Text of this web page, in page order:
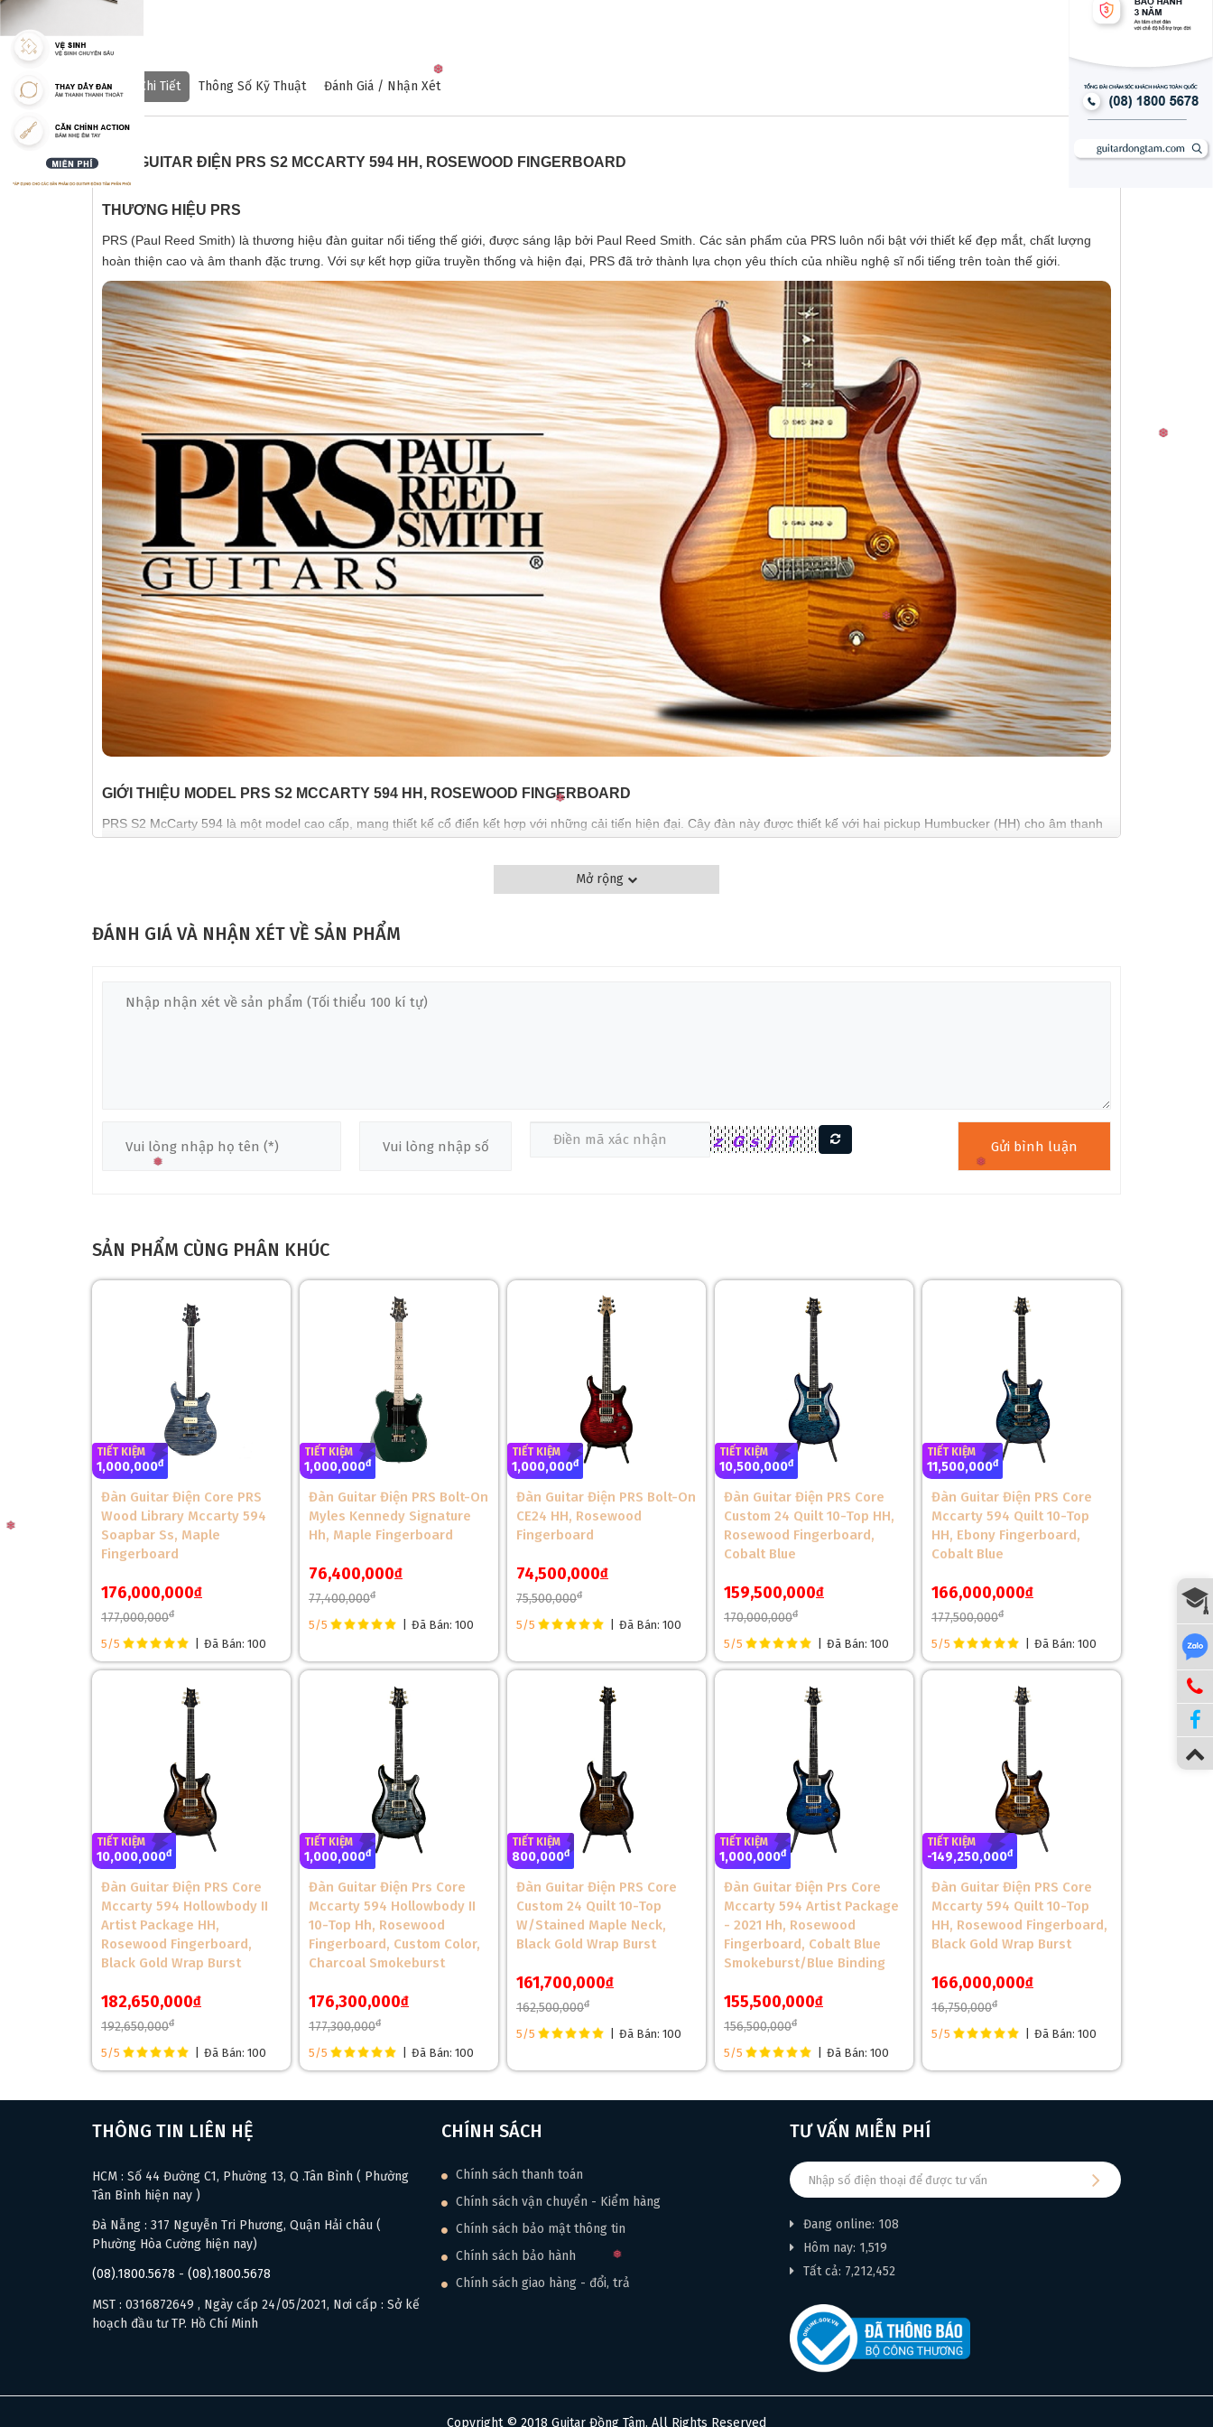
❅
❆
Mô Tả Chi Tiết Thông Số Kỹ Thuật Đánh Giá / Nhận Xét
ĐÀN GUITAR ĐIỆN PRS S2 MCCARTY 594 HH, ROSEWOOD FINGERBOARD
THƯƠNG HIỆU PRS
PRS (Paul Reed Smith) là thương hiệu đàn guitar nổi tiếng thế giới, được sáng lập bởi Paul Reed Smith. Các sản phẩm của PRS luôn nổi bật với thiết kế đẹp mắt, chất lượng
hoàn thiện cao và âm thanh đặc trưng. Với sự kết hợp giữa truyền thống và hiện đại, PRS đã trở thành lựa chọn yêu thích của nhiều nghệ sĩ nổi tiếng trên toàn thế giới.
GIỚI THIỆU MODEL PRS S2 MCCARTY 594 HH, ROSEWOOD FINGERBOARD
PRS S2 McCarty 594 là một model cao cấp, mang thiết kế cổ điển kết hợp với những cải tiến hiện đại. Cây đàn này được thiết kế với hai pickup Humbucker (HH) cho âm thanh
tinh tế và âm thanh chất lượng cao, cây đàn này xứng đáng là một trong những lựa chọn hàng đầu cho các tay guitar đam mê.
thẩm mỹ mà còn giúp tối ưu hóa độ cộng hưởng âm thanh, mang lại âm thanh cân bằng và đầy đặn.
Cần Đàn Và Phím Đàn Của Đàn Guitar Điện PRS S2 McCarty 594
Cần đàn được làm từ gỗ Mahogany và mặt phím từ gỗ Rosewood, mang lại sự chắc chắn và độ bền cao. Gỗ Mahogany giúp âm thanh ấm áp, trong khi gỗ Rosewood mang lại
cảm giác mềm mại và thoải mái, hỗ trợ người chơi dễ dàng thực hiện các kỹ thuật như bending và legato.
Mở rộng
ĐÁNH GIÁ VÀ NHẬN XÉT VỀ SẢN PHẨM
SẢN PHẨM CÙNG PHÂN KHÚC
TIẾT KIỆM
1,000,000đ
Đàn Guitar Điện Core PRS
Wood Library Mccarty 594
Soapbar Ss, Maple
Fingerboard
176,000,000đ
177,000,000đ
5/5 Đã Bán: 100
TIẾT KIỆM
1,000,000đ
Đàn Guitar Điện PRS Bolt-On
Myles Kennedy Signature
Hh, Maple Fingerboard
76,400,000đ
77,400,000đ
5/5 Đã Bán: 100
TIẾT KIỆM
1,000,000đ
Đàn Guitar Điện PRS Bolt-On
CE24 HH, Rosewood
Fingerboard
74,500,000đ
75,500,000đ
5/5 Đã Bán: 100
TIẾT KIỆM
10,500,000đ
Đàn Guitar Điện PRS Core
Custom 24 Quilt 10-Top HH,
Rosewood Fingerboard,
Cobalt Blue
159,500,000đ
170,000,000đ
5/5 Đã Bán: 100
TIẾT KIỆM
11,500,000đ
Đàn Guitar Điện PRS Core
Mccarty 594 Quilt 10-Top
HH, Ebony Fingerboard,
Cobalt Blue
166,000,000đ
177,500,000đ
5/5 Đã Bán: 100
TIẾT KIỆM
10,000,000đ
Đàn Guitar Điện PRS Core
Mccarty 594 Hollowbody II
Artist Package HH,
Rosewood Fingerboard,
Black Gold Wrap Burst
182,650,000đ
192,650,000đ
5/5 Đã Bán: 100
TIẾT KIỆM
1,000,000đ
Đàn Guitar Điện Prs Core
Mccarty 594 Hollowbody II
10-Top Hh, Rosewood
Fingerboard, Custom Color,
Charcoal Smokeburst
176,300,000đ
177,300,000đ
5/5 Đã Bán: 100
TIẾT KIỆM
800,000đ
Đàn Guitar Điện PRS Core
Custom 24 Quilt 10-Top
W/Stained Maple Neck,
Black Gold Wrap Burst
161,700,000đ
162,500,000đ
5/5 Đã Bán: 100
TIẾT KIỆM
1,000,000đ
Đàn Guitar Điện Prs Core
Mccarty 594 Artist Package
- 2021 Hh, Rosewood
Fingerboard, Cobalt Blue
Smokeburst/Blue Binding
155,500,000đ
156,500,000đ
5/5 Đã Bán: 100
TIẾT KIỆM
-149,250,000đ
Đàn Guitar Điện PRS Core
Mccarty 594 Quilt 10-Top
HH, Rosewood Fingerboard,
Black Gold Wrap Burst
166,000,000đ
16,750,000đ
5/5 Đã Bán: 100
THÔNG TIN LIÊN HỆ
HCM : Số 44 Đường C1, Phường 13, Q .Tân Bình ( Phường
Tân Bình hiện nay )
Đà Nẵng : 317 Nguyễn Tri Phương, Quận Hải châu (
Phường Hòa Cường hiện nay)
(08).1800.5678 - (08).1800.5678
MST : 0316872649 , Ngày cấp 24/05/2021, Nơi cấp : Sở kế
hoạch đầu tư TP. Hồ Chí Minh
CHÍNH SÁCH
Chính sách thanh toán
Chính sách vận chuyển - Kiểm hàng
Chính sách bảo mật thông tin
Chính sách bảo hành
Chính sách giao hàng - đổi, trả
TƯ VẤN MIỄN PHÍ
Đang online: 108
Hôm nay: 1,519
Tất cả: 7,212,452
Copyright © 2018 Guitar Đồng Tâm. All Rights Reserved